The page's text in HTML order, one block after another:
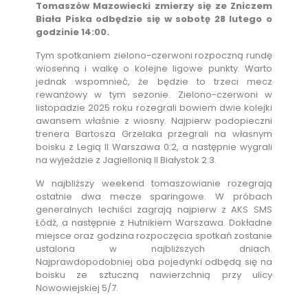
Tomaszów Mazowiecki zmierzy się ze Zniczem
Biała Piska odbędzie się w sobotę 28 lutego o
godzinie 14:00.
Tym spotkaniem zielono-czerwoni rozpoczną rundę
wiosenną i walkę o kolejne ligowe punkty. Warto
jednak wspomnieć, że będzie to trzeci mecz
rewanżowy w tym sezonie. Zielono-czerwoni w
listopadzie 2025 roku rozegrali bowiem dwie kolejki
awansem właśnie z wiosny. Najpierw podopieczni
trenera Bartosza Grzelaka przegrali na własnym
boisku z Legią II Warszawa 0:2, a następnie wygrali
na wyjeździe z Jagiellonią II Białystok 2:3.
W najbliższy weekend tomaszowianie rozegrają
ostatnie dwa mecze sparingowe. W próbach
generalnych lechiści zagrają najpierw z AKS SMS
Łódź, a następnie z Hutnikiem Warszawa. Dokładne
miejsce oraz godzina rozpoczęcia spotkań zostanie
ustalona w najbliższych dniach.
Najprawdopodobniej oba pojedynki odbędą się na
boisku ze sztuczną nawierzchnią przy ulicy
Nowowiejskiej 5/7.